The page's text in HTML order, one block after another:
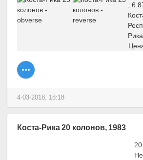
,
Рика
4-03-2018, 18:18
Коста-Рика 20 колонов, 1983